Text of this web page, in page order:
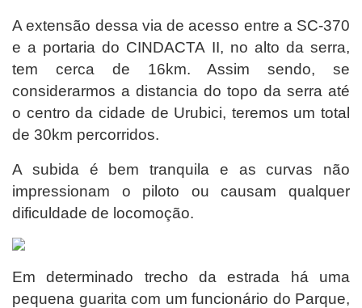
A extensão dessa via de acesso entre a SC-370
e a portaria do CINDACTA II, no alto da serra,
tem cerca de 16km. Assim sendo, se
considerarmos a distancia do topo da serra até
o centro da cidade de Urubici, teremos um total
de 30km percorridos.
A subida é bem tranquila e as curvas não
impressionam o piloto ou causam qualquer
dificuldade de locomoção.
Em determinado trecho da estrada há uma
pequena guarita com um funcionário do Parque,